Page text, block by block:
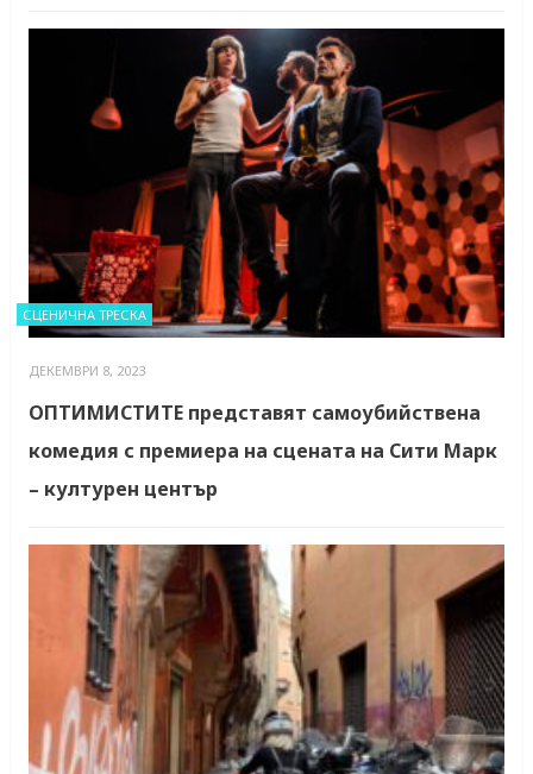
СЦЕНИЧНА ТРЕСКА
ДЕКЕМВРИ 8, 2023
ОПТИМИСТИТЕ представят самоубийствена
комедия с премиера на сцената на Сити Марк
– културен център